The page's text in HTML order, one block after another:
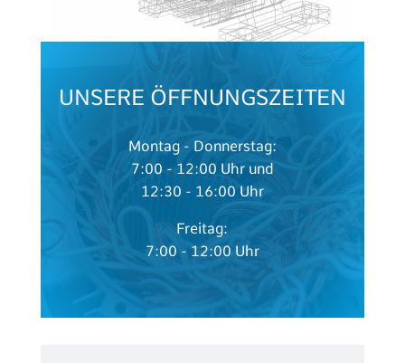
UNSERE ÖFFNUNGSZEITEN
Montag - Donnerstag:
7:00 - 12:00 Uhr und
12:30 - 16:00 Uhr
Freitag:
7:00 - 12:00 Uhr